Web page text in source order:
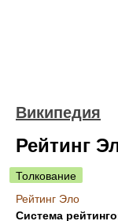
Википедия
Рейтинг
Толкование
Рейтинг Эло
Система